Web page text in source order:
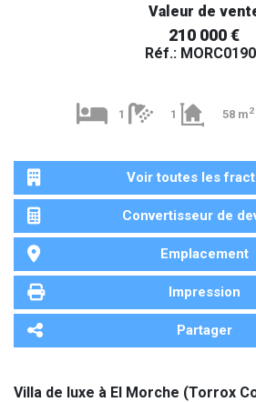
Valeur de
210 000 €
Réf.:
1 1 58 m2
Voir toutes les
Convertisseur de
Emplacement
Impression
Partager
Villa de luxe à El Morche (Torrox